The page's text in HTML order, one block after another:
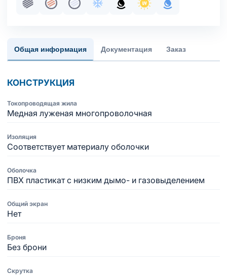
Пучковая скрутка
Жила медная многопроволочная
Жила медная многопроволочная
Хладостойкое исполнение
Маслобензостойкое
Стойкость к
С
Общая информация Документация Заказ
КОНСТРУКЦИЯ
Токопроводящая жила
Медная луженая многопроволочная
Изоляция
Соответствует материалу оболочки
Оболочка
ПВХ пластикат с низким дымо- и газовыделением
Общий экран
Нет
Броня
Без брони
Скрутка